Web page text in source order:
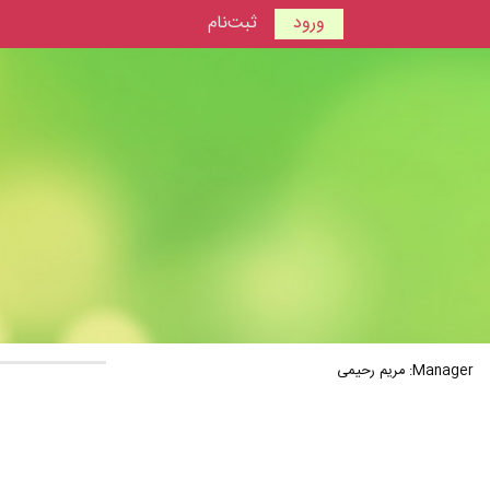
ورود ثبت‌نام
Manager: مریم رحیمی